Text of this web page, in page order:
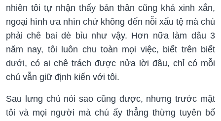
nhiên tôi tự nhận thấy bản thân cũng khá xinh xắn,
ngoại hình ưa nhìn chứ không đến nỗi xấu tệ mà chú
phải chê bai dè bỉu như vậy. Hơn nữa làm dâu 3
năm nay, tôi luôn chu toàn mọi việc, biết trên biết
dưới, có ai chê trách được nửa lời đâu, chỉ có mỗi
chú vẫn giữ định kiến với tôi.
Sau lưng chú nói sao cũng được, nhưng trước mặt
tôi và mọi người mà chú ấy thẳng thừng tuyên bố